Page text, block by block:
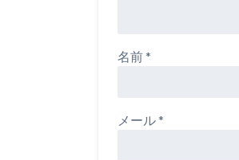
名前*
メール*